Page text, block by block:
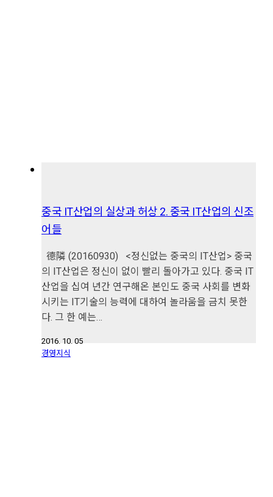
중국 IT산업의 실상과 허상 2. 중국 IT산업의 신조
어들
德隣 (20160930) <정신없는 중국의 IT산업> 중국
의 IT산업은 정신이 없이 빨리 돌아가고 있다. 중국 IT
산업을 십여 년간 연구해온 본인도 중국 사회를 변화
시키는 IT기술의 능력에 대하여 놀라움을 금치 못한
다. 그 한 예는…
2016. 10. 05
경영지식